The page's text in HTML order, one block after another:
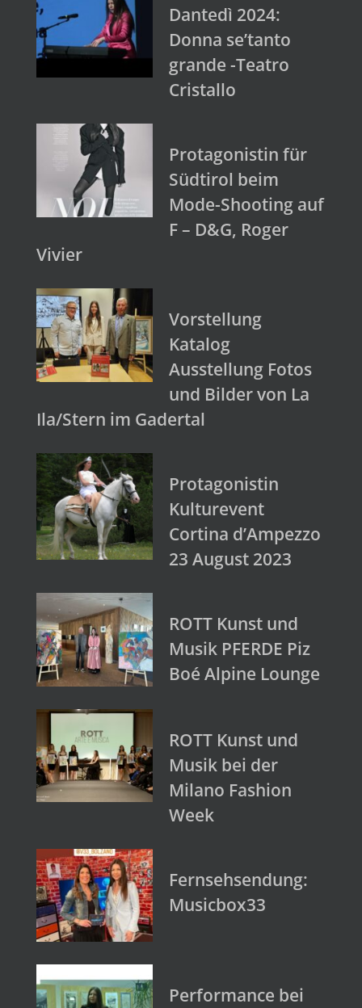
Dantedì 2024:
Donna se’tanto
grande -Teatro
Cristallo
Protagonistin für
Südtirol beim
Mode-Shooting auf
F – D&G, Roger
Vivier
Vorstellung
Katalog
Ausstellung Fotos
und Bilder von La
Ila/Stern im Gadertal
Protagonistin
Kulturevent
Cortina d’Ampezzo
23 August 2023
ROTT Kunst und
Musik PFERDE Piz
Boé Alpine Lounge
ROTT Kunst und
Musik bei der
Milano Fashion
Week
Fernsehsendung:
Musicbox33
Performance bei